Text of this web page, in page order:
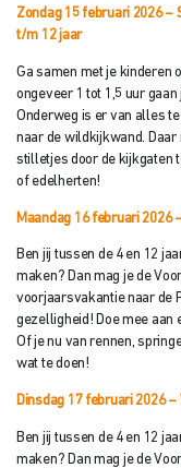
Zondag 15 februari 2026 –
t/m 12 jaar
Ga samen met je kinderen
ongeveer 1 tot 1,5 uur
Onderweg is er van alles
naar de wildkijkwand. Daar
stilletjes door de kijkgaten
of edelherten!
Maandag 16 februari 2026
Ben jij tussen de 4 en 12
maken? Dan mag je de
voorjaarsvakantie naar de
gezelligheid! Doe mee aan
Of je nu van rennen,
wat te doen!
Dinsdag 17 februari 2026
Ben jij tussen de 4 en 12
maken? Dan mag je de